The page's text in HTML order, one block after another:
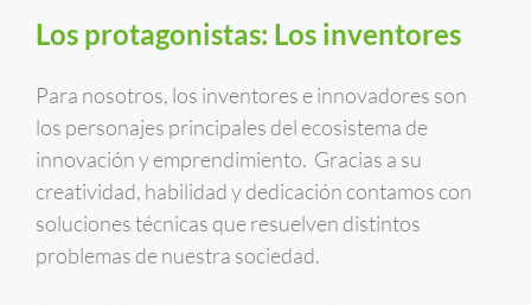
Los protagonistas: Los inventores
Para nosotros, los inventores e innovadores son
los personajes principales del ecosistema de
innovación y emprendimiento. Gracias a su
creatividad, habilidad y dedicación contamos con
soluciones técnicas que resuelven distintos
problemas de nuestra sociedad.